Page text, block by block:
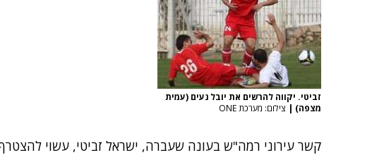
זביטי. יקווה להרשים את יובל נעים (עמית
מצפה) | צילום: מערכת ONE